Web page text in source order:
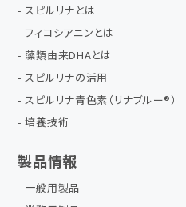
スピルリナとは
フィコシアニンとは
藻類由来DHAとは
スピルリナの活用
スピルリナ青色素（リナブルー®）
培養技術
製品情報
一般用製品